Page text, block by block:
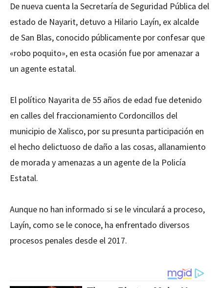
De nueva cuenta la Secretaría de Seguridad Pública del
estado de Nayarit, detuvo a Hilario Layín, ex alcalde
de San Blas, conocido públicamente por confesar que
«robo poquito», en esta ocasión fue por amenazar a
un agente estatal.
El político Nayarita de 55 años de edad fue detenido
en calles del fraccionamiento Cordoncillos del
municipio de Xalisco, por su presunta participación en
el hecho delictuoso de daño a las cosas, allanamiento
de morada y amenazas a un agente de la Policía
Estatal.
Aunque no han informado si se le vinculará a proceso,
Layín, como se le conoce, ha enfrentado diversos
procesos penales desde el 2017.